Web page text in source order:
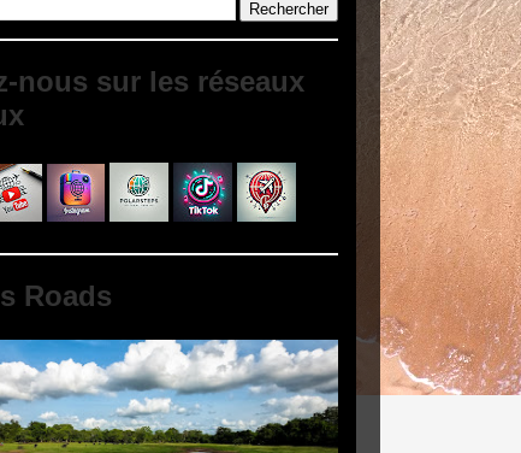
nous sur les réseaux
Roads